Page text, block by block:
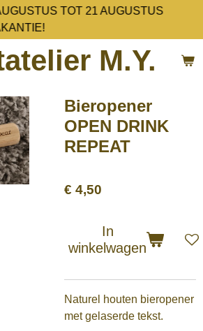
M.Y.
TOT 21 AUGUSTUS
Bieropener
OPEN DRINK
REPEAT
€ 4,50
In
winkelwagen
Naturel houten bieropener
met gelaserde tekst.